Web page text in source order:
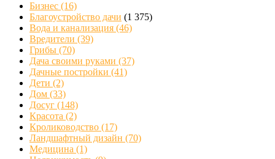
Бизнес (16)
Благоустройство дачи (1 375)
Вода и канализация (46)
Вредители (39)
Грибы (70)
Дача своими руками (37)
Дачные постройки (41)
Дети (2)
Дом (33)
Досуг (148)
Красота (2)
Кролиководство (17)
Ландшафтный дизайн (70)
Медицина (1)